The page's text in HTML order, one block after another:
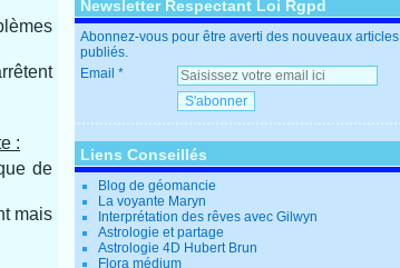
:
de
mais
Newsletter Respectant Loi Rgpd
Abonnez-vous pour être averti des nouveaux articles
publiés.
Email
Liens Conseillés
Blog de géomancie
La voyante Maryn
Interprétation des rêves avec Gilwyn
Astrologie et partage
Astrologie 4D Hubert Brun
Flora médium